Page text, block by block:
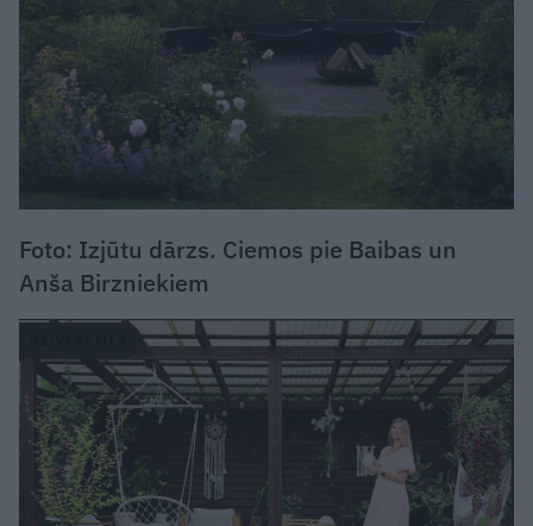
Foto: Izjūtu dārzs. Ciemos pie Baibas un
Anša Birzniekiem